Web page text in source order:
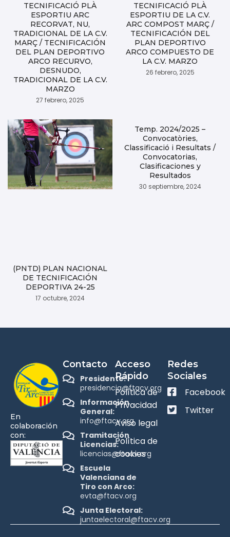
TECNIFICACIÓ PLÀ
ESPORTIU ARC
RECORVAT, NU,
TRADICIONAL DE LA C.V.
MARÇ / TECNIFICACIÓN
DEL PLAN DEPORTIVO
ARCO RECURVO,
DESNUDO,
TRADICIONAL DE LA C.V.
MARZO
27 febrero, 2025
TECNIFICACIÓ PLÀ
ESPORTIU DE LA C.V.
ARC COMPOST MARÇ /
TECNIFICACIÓN DEL
PLAN DEPORTIVO
ARCO COMPUESTO DE
LA C.V. MARZO
26 febrero, 2025
(PNTD) PLAN NACIONAL
DE TECNIFICACIÓN
DEPORTIVA 24-25
17 octubre, 2024
Temp. 2024/2025 –
Convocatòries,
Classificació i Resultats /
Convocatorias,
Clasificaciones y
Resultados
30 septiembre, 2024
En
colaboración
con:
Contacto
Presidente:
presidencia@ftacv.org
Información
General:
info@ftacv.org
Tramitación
Licencias:
licencias@ftacv.org
Escuela
Valenciana de
Tiro con Arco:
evta@ftacv.org
Junta Electoral:
juntaelectoral@ftacv.org
Acceso
Rápido
Política de
Privacidad
Aviso legal
Política de
cookies
Redes
Sociales
Facebook
Twitter